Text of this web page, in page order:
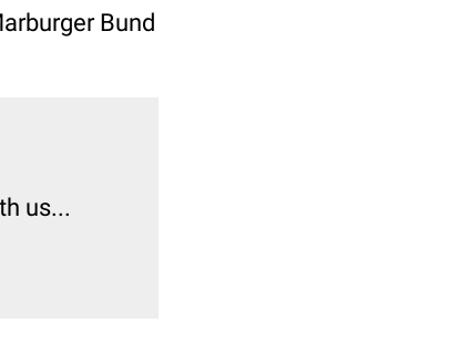
Bund
us...